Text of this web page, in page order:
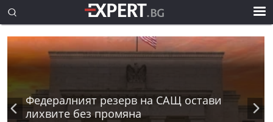
Федералният резерв на САЩ остави
лихвите без промяна